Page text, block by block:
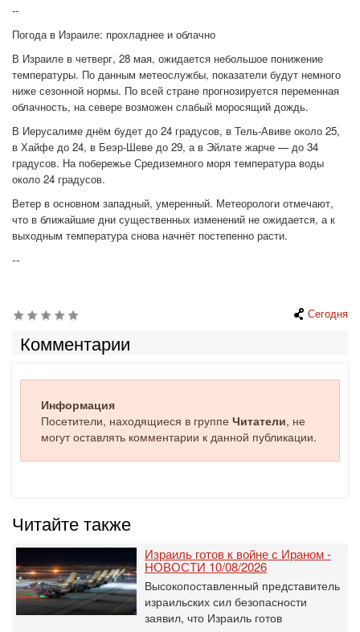
--
Погода в Израиле: прохладнее и облачно
В Израиле в четверг, 28 мая, ожидается небольшое понижение
температуры. По данным метеослужбы, показатели будут немного
ниже сезонной нормы. По всей стране прогнозируется переменная
облачность, на севере возможен слабый моросящий дождь.
В Иерусалиме днём будет до 24 градусов, в Тель-Авиве около 25,
в Хайфе до 24, в Беэр-Шеве до 29, а в Эйлате жарче — до 34
градусов. На побережье Средиземного моря температура воды
около 24 градусов.
Ветер в основном западный, умеренный. Метеорологи отмечают,
что в ближайшие дни существенных изменений не ожидается, а к
выходным температура снова начнёт постепенно расти.
--
Сегодня
Комментарии
Информация
Посетители, находящиеся в группе Читатели, не
могут оставлять комментарии к данной публикации.
Читайте также
Израиль готов к войне с Ираном -
НОВОСТИ 10/08/2026
Высокопоставленный представитель
израильских сил безопасности
заявил, что Израиль готов